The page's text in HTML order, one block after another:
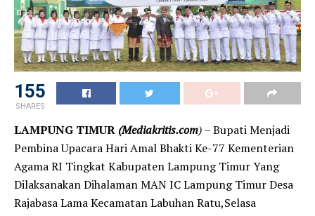
155
SHARES
LAMPUNG TIMUR (Mediakritis.com)– Bupati Menjadi
Pembina Upacara Hari Amal Bhakti Ke-77 Kementerian
Agama RI Tingkat Kabupaten Lampung Timur Yang
Dilaksanakan Dihalaman MAN IC Lampung Timur Desa
Rajabasa Lama Kecamatan Labuhan Ratu,Selasa